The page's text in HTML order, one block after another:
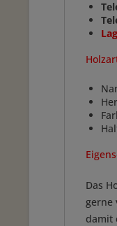
Das
gerne
damit